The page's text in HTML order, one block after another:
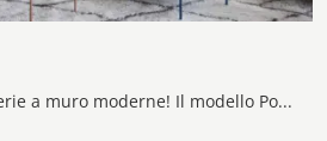
Clicca e scopri le Librerie a muro moderne! Il modello Pontile 09 Novamobili saprà ultimare un soggiorno pratico e dinamico.